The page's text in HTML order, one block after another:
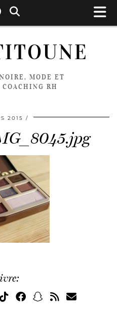
MODE ET
RH
2015